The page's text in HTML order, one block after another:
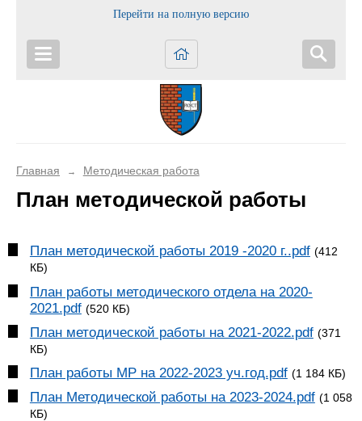
Перейти на полную версию
Главная → Методическая работа
План методической работы
План методической работы 2019 -2020 г..pdf (412
КБ)
План работы методического отдела на 2020-
2021.pdf (520 КБ)
План методической работы на 2021-2022.pdf (371
КБ)
План работы МР на 2022-2023 уч.год.pdf (1 184 КБ)
План Методической работы на 2023-2024.pdf (1 058
КБ)